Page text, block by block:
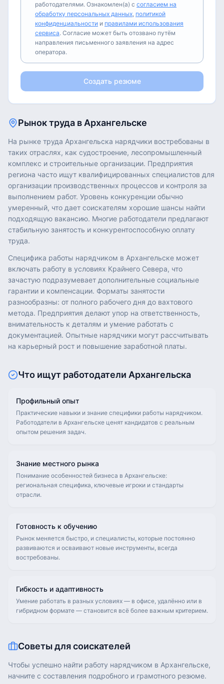
работодателями. Ознакомлен(а) с согласием на
обработку персональных данных, политикой
конфиденциальности и правилами использования
сервиса. Согласие может быть отозвано путём
направления письменного заявления на адрес
оператора.
Создать резюме
Рынок труда в Архангельске
На рынке труда Архангельска нарядчики востребованы в
таких отраслях, как судостроение, лесопромышленный
комплекс и строительные организации. Предприятия
региона часто ищут квалифицированных специалистов для
организации производственных процессов и контроля за
выполнением работ. Уровень конкуренции обычно
умеренный, что дает соискателям хорошие шансы найти
подходящую вакансию. Многие работодатели предлагают
стабильную занятость и конкурентоспособную оплату
труда.
Специфика работы нарядчиком в Архангельске может
включать работу в условиях Крайнего Севера, что
зачастую подразумевает дополнительные социальные
гарантии и компенсации. Форматы занятости
разнообразны: от полного рабочего дня до вахтового
метода. Предприятия делают упор на ответственность,
внимательность к деталям и умение работать с
документацией. Опытные нарядчики могут рассчитывать
на карьерный рост и повышение заработной платы.
Что ищут работодатели Архангельска
Профильный опыт
Практические навыки и знание специфики работы нарядчиком.
Работодатели в Архангельске ценят кандидатов с реальным
опытом решения задач.
Знание местного рынка
Понимание особенностей бизнеса в Архангельске:
региональная специфика, ключевые игроки и стандарты
отрасли.
Готовность к обучению
Рынок меняется быстро, и специалисты, которые постоянно
развиваются и осваивают новые инструменты, всегда
востребованы.
Гибкость и адаптивность
Умение работать в разных условиях — в офисе, удалённо или в
гибридном формате — становится всё более важным критерием.
Советы для соискателей
Чтобы успешно найти работу нарядчиком в Архангельске,
начните с составления подробного и грамотного резюме.